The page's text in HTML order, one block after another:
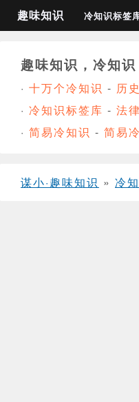
趣味知识 冷知识标签
趣味知识，冷知识
· 十万个冷知识 - 历
· 冷知识标签库 - 法
· 简易冷知识 - 简易
谋小·趣味知识 » 冷